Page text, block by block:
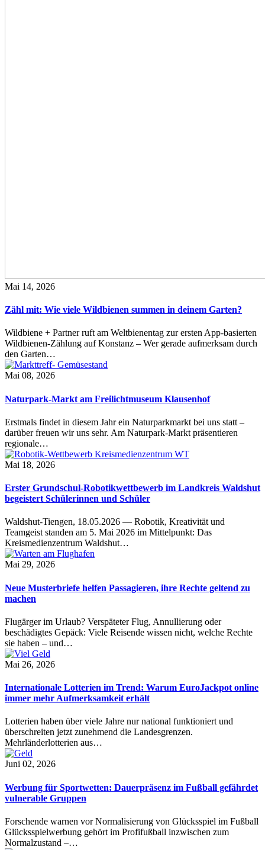
Mai 14, 2026
Zähl mit: Wie viele Wildbienen summen in deinem Garten?
Wildbiene + Partner ruft am Weltbienentag zur ersten App-basierten
Wildbienen-Zählung auf Konstanz – Wer gerade aufmerksam durch
den Garten…
Mai 08, 2026
Naturpark-Markt am Freilichtmuseum Klausenhof
Erstmals findet in diesem Jahr ein Naturparkmarkt bei uns statt –
darüber freuen wir uns sehr. Am Naturpark-Markt präsentieren
regionale…
Mai 18, 2026
Erster Grundschul-Robotikwettbewerb im Landkreis Waldshut
begeistert Schülerinnen und Schüler
Waldshut-Tiengen, 18.05.2026 — Robotik, Kreativität und
Teamgeist standen am 5. Mai 2026 im Mittelpunkt: Das
Kreismedienzentrum Waldshut…
Mai 29, 2026
Neue Musterbriefe helfen Passagieren, ihre Rechte geltend zu
machen
Flugärger im Urlaub? Verspäteter Flug, Annullierung oder
beschädigtes Gepäck: Viele Reisende wissen nicht, welche Rechte
sie haben – und…
Mai 26, 2026
Internationale Lotterien im Trend: Warum EuroJackpot online
immer mehr Aufmerksamkeit erhält
Lotterien haben über viele Jahre nur national funktioniert und
überschreiten jetzt zunehmend die Landesgrenzen.
Mehrländerlotterien aus…
Juni 02, 2026
Werbung für Sportwetten: Dauerpräsenz im Fußball gefährdet
vulnerable Gruppen
Forschende warnen vor Normalisierung von Glücksspiel im Fußball
Glücksspielwerbung gehört im Profifußball inzwischen zum
Normalzustand –…